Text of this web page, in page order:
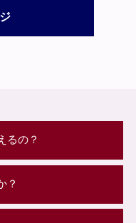
るの？
？